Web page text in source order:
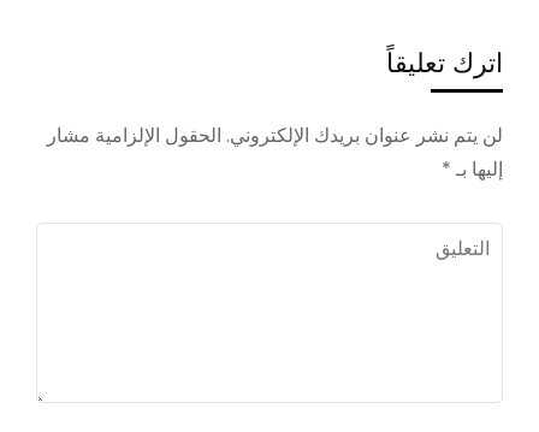
اترك تعليقاً
لن يتم نشر عنوان بريدك الإلكتروني. الحقول الإلزامية مشار
إليها بـ*
التعليق